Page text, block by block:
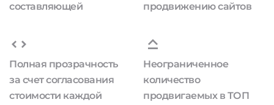
составляющей
продвижению сайтов
Полная прозрачность
за счет согласования
стоимости каждой
Неограниченное
количество
продвигаемых в ТОП